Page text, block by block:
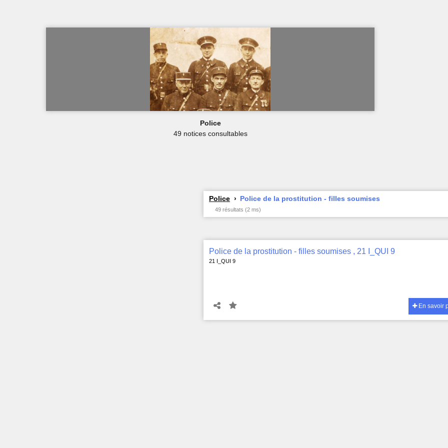
Police
49 notices consultables
Police Police de la prostitution - filles soumises
49 résultats (2 ms)
Police de la prostitution - filles soumises , 21 I_QUI 9
21 I_QUI 9
En savoir